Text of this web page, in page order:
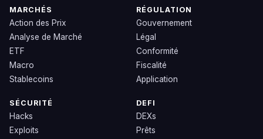
MARCHÉS
Action des Prix
Analyse de Marché
ETF
Macro
Stablecoins
RÉGULATION
Gouvernement
Légal
Conformité
Fiscalité
Application
SÉCURITÉ
Hacks
Exploits
DEFI
DEXs
Prêts